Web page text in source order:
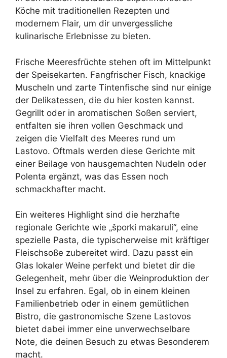
Köche mit traditionellen Rezepten und
modernem Flair, um dir unvergessliche
kulinarische Erlebnisse zu bieten.
Frische Meeresfrüchte stehen oft im Mittelpunkt
der Speisekarten. Fangfrischer Fisch, knackige
Muscheln und zarte Tintenfische sind nur einige
der Delikatessen, die du hier kosten kannst.
Gegrillt oder in aromatischen Soßen serviert,
entfalten sie ihren vollen Geschmack und
zeigen die Vielfalt des Meeres rund um
Lastovo. Oftmals werden diese Gerichte mit
einer Beilage von hausgemachten Nudeln oder
Polenta ergänzt, was das Essen noch
schmackhafter macht.
Ein weiteres Highlight sind die herzhafte
regionale Gerichte wie „šporki makaruli“, eine
spezielle Pasta, die typischerweise mit kräftiger
Fleischsoße zubereitet wird. Dazu passt ein
Glas lokaler Weine perfekt und bietet dir die
Gelegenheit, mehr über die Weinproduktion der
Insel zu erfahren. Egal, ob in einem kleinen
Familienbetrieb oder in einem gemütlichen
Bistro, die gastronomische Szene Lastovos
bietet dabei immer eine unverwechselbare
Note, die deinen Besuch zu etwas Besonderem
macht.